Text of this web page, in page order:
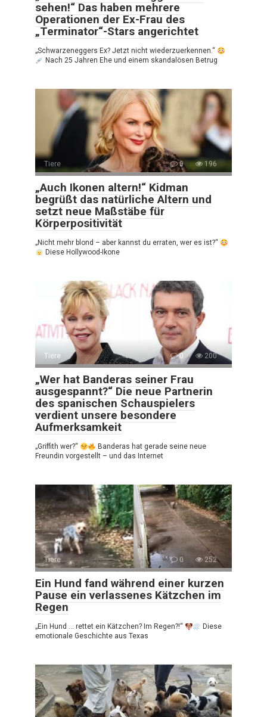
sehen!“ Das haben mehrere
Operationen der Ex-Frau des
„Terminator“-Stars angerichtet
„Schwarzeneggers Ex? Jetzt nicht wiederzuerkennen.“
Nach 25 Jahren Ehe und einem skandalösen Betrug
Tiere 0 196
„Auch Ikonen altern!“ Kidman
begrüßt das natürliche Altern und
setzt neue Maßstäbe für
Körperpositivität
„Nicht mehr blond – aber kannst du erraten, wer es ist?“
Diese Hollywood-Ikone
Tiere 0 200
„Wer hat Banderas seiner Frau
ausgespannt?“ Die neue Partnerin
des spanischen Schauspielers
verdient unsere besondere
Aufmerksamkeit
„Griffith wer?“
Banderas hat gerade seine neue
Freundin vorgestellt – und das Internet
Tiere 0 252
Ein Hund fand während einer kurzen
Pause ein verlassenes Kätzchen im
Regen
„Ein Hund … rettet ein Kätzchen? Im Regen?!“
Diese
emotionale Geschichte aus Texas